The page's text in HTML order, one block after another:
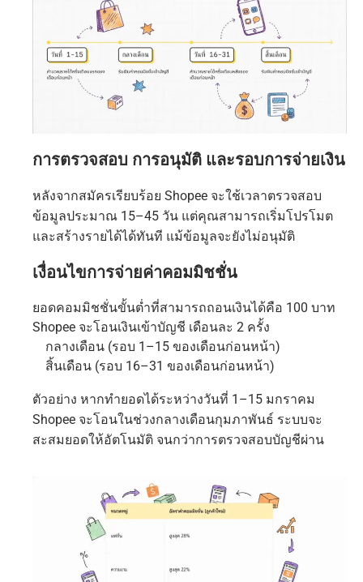
การตรวจสอบ การอนุมัติ และรอบการจ่ายเงิน
หลังจากสมัครเรียบร้อย Shopee จะใช้เวลาตรวจสอบ
ข้อมูลประมาณ 15–45 วัน แต่คุณสามารถเริ่มโปรโมต
และสร้างรายได้ได้ทันที แม้ข้อมูลจะยังไม่อนุมัติ
เงื่อนไขการจ่ายค่าคอมมิชชั่น
ยอดคอมมิชชั่นขั้นต่ำที่สามารถถอนเงินได้คือ 100 บาท
Shopee จะโอนเงินเข้าบัญชี เดือนละ 2 ครั้ง
กลางเดือน (รอบ 1–15 ของเดือนก่อนหน้า)
สิ้นเดือน (รอบ 16–31 ของเดือนก่อนหน้า)
ตัวอย่าง หากทำยอดได้ระหว่างวันที่ 1–15 มกราคม
Shopee จะโอนในช่วงกลางเดือนกุมภาพันธ์ ระบบจะ
สะสมยอดให้อัตโนมัติ จนกว่าการตรวจสอบบัญชีผ่าน